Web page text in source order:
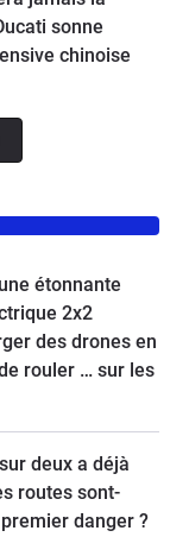
sonne
chinoise
étonnante
2x2
des drones en
rouler … sur les
deux a déjà
routes sont-
danger ?